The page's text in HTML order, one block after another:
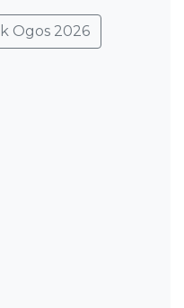
Ogos 2026